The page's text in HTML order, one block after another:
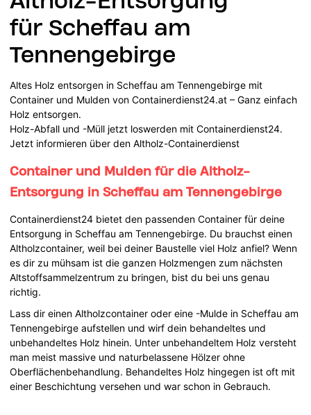
für Scheffau am
Tennengebirge
Altes Holz entsorgen in Scheffau am Tennengebirge mit
Container und Mulden von Containerdienst24.at – Ganz einfach
Holz entsorgen.
Holz-Abfall und -Müll jetzt loswerden mit Containerdienst24.
Jetzt informieren über den Altholz-Containerdienst
Container und Mulden für die Altholz-
Entsorgung in Scheffau am Tennengebirge
Containerdienst24 bietet den passenden Container für deine
Entsorgung in Scheffau am Tennengebirge. Du brauchst einen
Altholzcontainer, weil bei deiner Baustelle viel Holz anfiel? Wenn
es dir zu mühsam ist die ganzen Holzmengen zum nächsten
Altstoffsammelzentrum zu bringen, bist du bei uns genau
richtig.
Lass dir einen Altholzcontainer oder eine -Mulde in Scheffau am
Tennengebirge aufstellen und wirf dein behandeltes und
unbehandeltes Holz hinein. Unter unbehandeltem Holz versteht
man meist massive und naturbelassene Hölzer ohne
Oberflächenbehandlung. Behandeltes Holz hingegen ist oft mit
einer Beschichtung versehen und war schon in Gebrauch.